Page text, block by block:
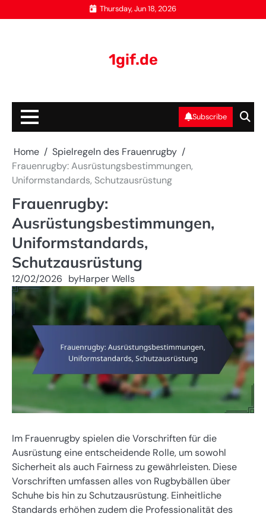
to
Thursday, Jun 18, 2026
1gif.de
Subscribe
Home
Spielregeln des Frauenrugby
Frauenrugby: Ausrüstungsbestimmungen,
Uniformstandards, Schutzausrüstung
Frauenrugby:
Ausrüstungsbestimmungen,
Uniformstandards,
Schutzausrüstung
12/02/2026 byHarper Wells
Im Frauenrugby spielen die Vorschriften für die
Ausrüstung eine entscheidende Rolle, um sowohl
Sicherheit als auch Fairness zu gewährleisten. Diese
Vorschriften umfassen alles von Rugbybällen über
Schuhe bis hin zu Schutzausrüstung. Einheitliche
Standards erhöhen zudem die Professionalität des